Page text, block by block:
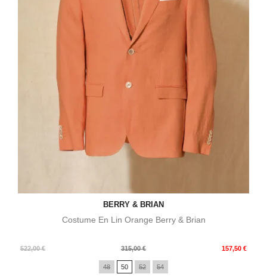
BERRY & BRIAN
Costume En Lin Orange Berry & Brian
522,00 €
Prix
315,00 € 157,50 €
Prix
48 50 52 54